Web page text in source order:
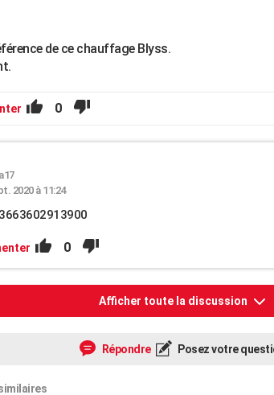
de ce chauffage Blyss.
0
2020 à 11:24
0
Afficher toute la discussion
Répondre Posez votre